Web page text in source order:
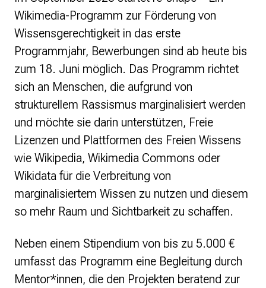
Lizenzhinweisgenerator
Offene Kulturdaten
Projekt Technische Wünsche
re•shape
Wissen. Macht. Gerechtigkeit.
Wikipedia-Schwesterprojekte
Wikibase
MediaWiki
Wikisource
Wiktionary
Wikiversity
Über uns
Verein
Unsere Werte
Wikimedia-Programm zur Förderung von
Wissensgerechtigkeit in das erste
Programmjahr, Bewerbungen sind ab heute bis
zum 18. Juni möglich. Das Programm richtet
sich an Menschen, die aufgrund von
strukturellem Rassismus marginalisiert werden
und möchte sie darin unterstützen, Freie
Lizenzen und Plattformen des Freien Wissens
wie Wikipedia, Wikimedia Commons oder
Wikidata für die Verbreitung von
marginalisiertem Wissen zu nutzen und diesem
so mehr Raum und Sichtbarkeit zu schaffen.
Neben einem Stipendium von bis zu 5.000 €
umfasst das Programm eine Begleitung durch
Mentor*innen, die den Projekten beratend zur